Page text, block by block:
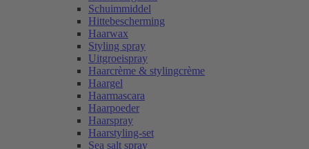
Schuimmiddel
Hittebescherming
Haarwax
Styling spray
Uitgroeispray
Haarcrème & stylingcrème
Haargel
Haarmascara
Haarpoeder
Haarspray
Haarstyling-set
Sea salt spray